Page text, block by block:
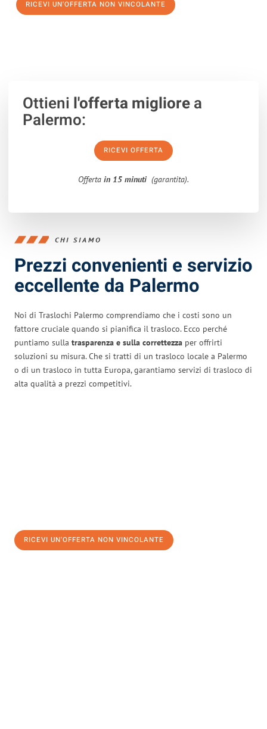
RICEVI UN'OFFERTA NON VINCOLANTE
Ottieni l'offerta migliorea
Palermo:
RICEVI OFFERTA
Offerta in 15 minuti (garantita).
CHI SIAMO
Prezzi convenienti e servizio
eccellente da Palermo
Noi di Traslochi Palermo comprendiamo che i costi sono un
fattore cruciale quando si pianifica il trasloco. Ecco perché
puntiamo sulla trasparenza e sulla correttezza per offrirti
soluzioni su misura. Che si tratti di un trasloco locale a Palermo
o di un trasloco in tutta Europa, garantiamo servizi di trasloco di
alta qualità a prezzi competitivi.
RICEVI UN'OFFERTA NON VINCOLANTE